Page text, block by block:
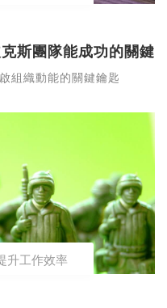
斯團隊能成功的關鍵
組織動能的關鍵鑰匙
升工作效率